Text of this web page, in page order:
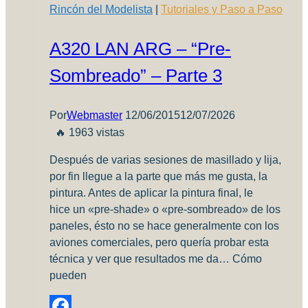
de
aguja?
Rincón del Modelista Tutoriales y Paso a Paso
A320 LAN ARG – “Pre-
Sombreado” – Parte 3
PorWebmaster 12/06/201512/07/2026
🔥 1963 vistas
Después de varias sesiones de masillado y lija,
por fin llegue a la parte que más me gusta, la
pintura. Antes de aplicar la pintura final, le
hice un «pre-shade» o «pre-sombreado» de los
paneles, ésto no se hace generalmente con los
aviones comerciales, pero quería probar esta
técnica y ver que resultados me da… Cómo
pueden